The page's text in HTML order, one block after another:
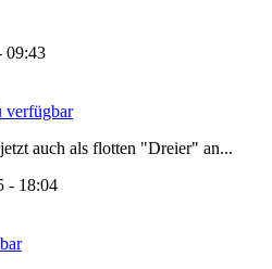
09:43
verfügbar
auch als flotten "Dreier" an...
- 18:04